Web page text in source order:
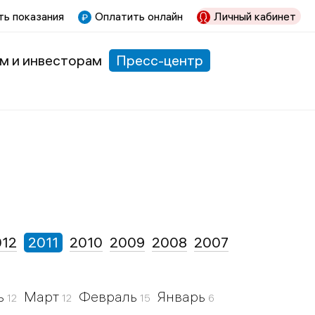
показания Оплатить онлайн Личный кабинет
и инвесторам
Пресс-центр
2011
12 Март 12 Февраль 15 Январь 6
2010 2009 2008 2007